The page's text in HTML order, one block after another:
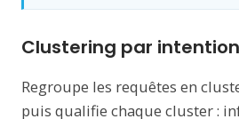
Clustering par intention
Regroupe les requêtes en
puis qualifie chaque cluster :